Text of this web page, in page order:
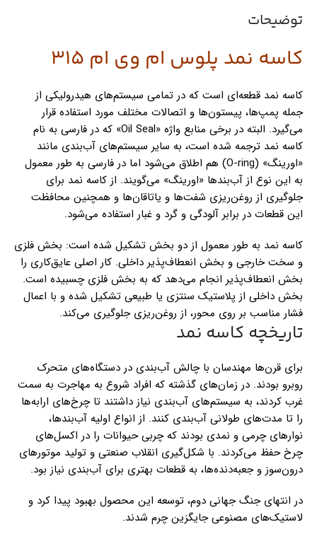
توضیحات
کاسه نمد پلوس ام وی ام 315
کاسه نمد قطعه‌ای است که در تمامی سیستم‌های هیدرولیکی از
جمله پمپ‌ها، پیستون‌ها و اتصالات مختلف مورد استفاده قرار
می‌گیرد. البته در برخی منابع واژه «Oil Seal» که در فارسی به نام
کاسه نمد ترجمه شده است، به سایر سیستم‌های آب‌بندی مانند
«اورینگ» (O-ring) هم اطلاق می‌شود اما در فارسی به طور معمول
به این نوع از آب‌بندها «اورینگ» می‌گویند. از کاسه نمد برای
جلوگیری از روغن‌ریزی شفت‌ها و یاتاقان‌ها و همچنین محافظت
این قطعات در برابر آلودگی و گرد و غبار استفاده می‌شود.
کاسه نمد به طور معمول از دو بخش تشکیل شده است: بخش فلزی
و سخت خارجی و بخش انعطاف‌پذیر داخلی. کار اصلی عایق‌کاری را
بخش انعطاف‌پذیر انجام می‌دهد که به بخش فلزی چسبیده است.
بخش داخلی از پلاستیک سنتزی یا طبیعی تشکیل شده و با اعمال
فشار مناسب بر روی محور، از روغن‌ریزی جلوگیری می‌کند.
تاریخچه کاسه نمد
برای قرن‌ها مهندسان با چالش آب‌بندی در دستگاه‌های متحرک
روبرو بودند. در زمان‌های گذشته که افراد شروع به مهاجرت به سمت
غرب کردند، به سیستم‌های آب‌بندی نیاز داشتند تا چرخ‌های ارابه‌ها
را تا مدت‌های طولانی آب‌بندی کنند. از انواع اولیه آب‌بندها،
نوارهای چرمی و نمدی بودند که چربی حیوانات را در اکسل‌های
چرخ حفظ می‌کردند. با شکل‌گیری انقلاب صنعتی و تولید موتورهای
درون‌سوز و جعبه‌دنده‌ها، به قطعات بهتری برای آب‌بندی نیاز بود.
در انتهای جنگ جهانی دوم،‌ توسعه این محصول بهبود پیدا کرد و
لاستیک‌های مصنوعی جایگزین چرم شدند.